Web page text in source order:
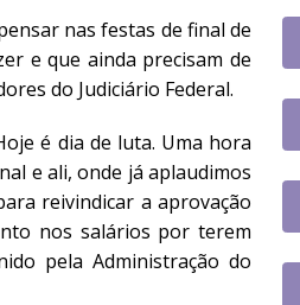
participação de servidor filiado
nas festas de final de
e que ainda precisam de
do Judiciário Federal.
é dia de luta. Uma hora
e ali, onde já aplaudimos
reivindicar a aprovação
nos salários por terem
pela Administração do